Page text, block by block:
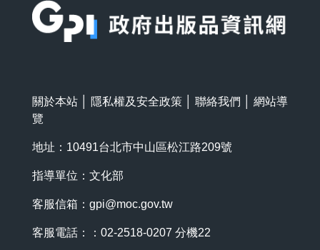
關於本站 隱私權及安全政策 聯絡我們
網站導
覽
地址：10491台北市中山區松江路209號
指導單位：文化部
客服信箱： gpi@moc.gov.tw
客服電話：：02-2518-0207 分機22